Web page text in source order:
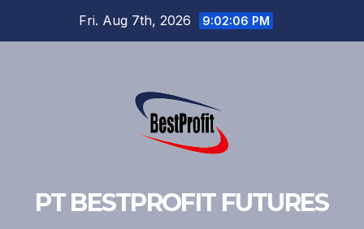
Fri. Aug 7th, 2026 9:02:07 PM
PT BESTPROFIT FUTURES